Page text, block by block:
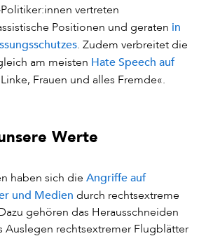
vertreten
Positionen und geraten in
. Zudem verbreitet die
am meisten Hate Speech auf
Frauen und alles Fremde«.
Werte
haben sich die Angriffe auf
und Medien durch rechtsextreme
gehören das Herausschneiden
Auslegen rechtsextremer Flugblätter